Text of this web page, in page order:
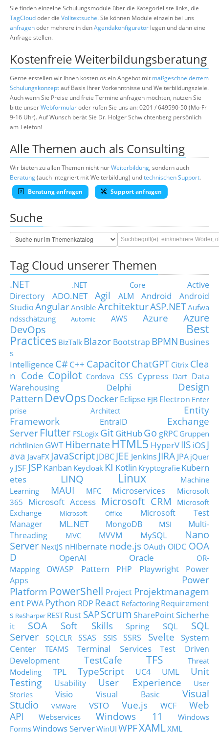
Sie finden einzelne Schulungsmodule über die Kategorieliste links, die
TagCloudoder die Volltextsuche. Sie können Module einzeln bei uns
anfragenoder mehrere in denAgendakonfigurator legen und dann eine
Anfrage stellen.
Kostenfreie Weiterbildungsberatung
Gerne erstellen wir Ihnen kostenlos ein Angebot mit maßgeschneidertem
Schulungskonzeptauf Basis Ihrer Vorkenntnisse und Weiterbildungsziele.
Auch wenn Sie Preise und freie Termine anfragen möchten, nutzen Sie
bitte unserWebformularoder rufen Sie uns an: 0201 / 649590-50 (Mo-Fr
9-16 Uhr). Auf Wunsch berät Sie Dr. Holger Schwichtenberg persönlich
am Telefon!
Alle Themen auch als Consulting
Wir bieten zu allen Themen nicht nurWeiterbildung, sondern auch
Beratung(auch integriert mit Weiterbildung) undtechnischen Support.
Beratung anfragen
Support anfragen
Suche
Tag Cloud unserer Themen
.NET .NET Core
Active
Directory
ADO.NET Agil ALM Android
Android
StudioAngularAnsible ArchitekturASP.NETAufwa
ndsschätzung
Automic AWS Azure
Azure
DevOps
Best
Practices BizTalk Blazor Bootstrap BPMN Busines
s
Intelligence C#C++ CapacitorChatGPT Citrix Clea
n Code Copilot Cordova CSS Cypress Dart Data
Warehousing
Delphi
Design
Pattern DevOps DockerEclipse EJB Electron Enter
prise Architect
Entity
Framework
EntraID
Exchange
Server Flutter FSLogix Git GitHubGo gRPC Gruppen
richtlinien GWT HibernateHTML5 HyperVIIS iOSJ
ava JavaFX JavaScript JDBC JEE Jenkins JIRA JPA jQuer
y JSF JSP Kanban Keycloak KI Kotlin Kryptografie Kubern
etes
LINQ Linux
Machine
Learning
MAUI MFC Microservices
Microsoft
365
Microsoft Access Microsoft CRM
Microsoft
Exchange
Microsoft Office
Microsoft Test
Manager
ML.NET MongoDB MSI
Multi-
Threading
MVC MVVM MySQL
Nano
Server NextJS nHibernate node.js OAuth OIDC OOA
D
OpenAI Oracle
OR-
Mapping
OWASP Pattern PHP Playwright
Power
Apps
Power
Platform PowerShell Project Projektmanagem
ent PWA Python RDP React Refactoring Requirement
s ReSharper RESTRust SAPScrum SharePointSicherhe
it
SOA Soft Skills Spring SQL
SQL
Server
SQLCLR SSAS SSIS SSRS Svelte
System
Center
TEAMS Terminal Services
Test Driven
Development
TestCafe TFS
Threat
Modeling
TPL TypeScript UC4 UML
Unit
Testing
Usability User Experience
User
Stories
Visio Visual Basic
Visual
Studio
VMWare VSTO Vue.js WCF
Web
API
Webservices Windows 11
Windows
FormsWindows ServerWinUI WPFXAMLXML